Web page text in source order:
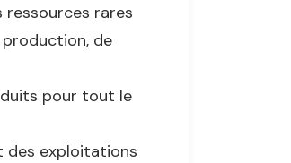
ressources rares
production, de
pour tout le
des exploitations